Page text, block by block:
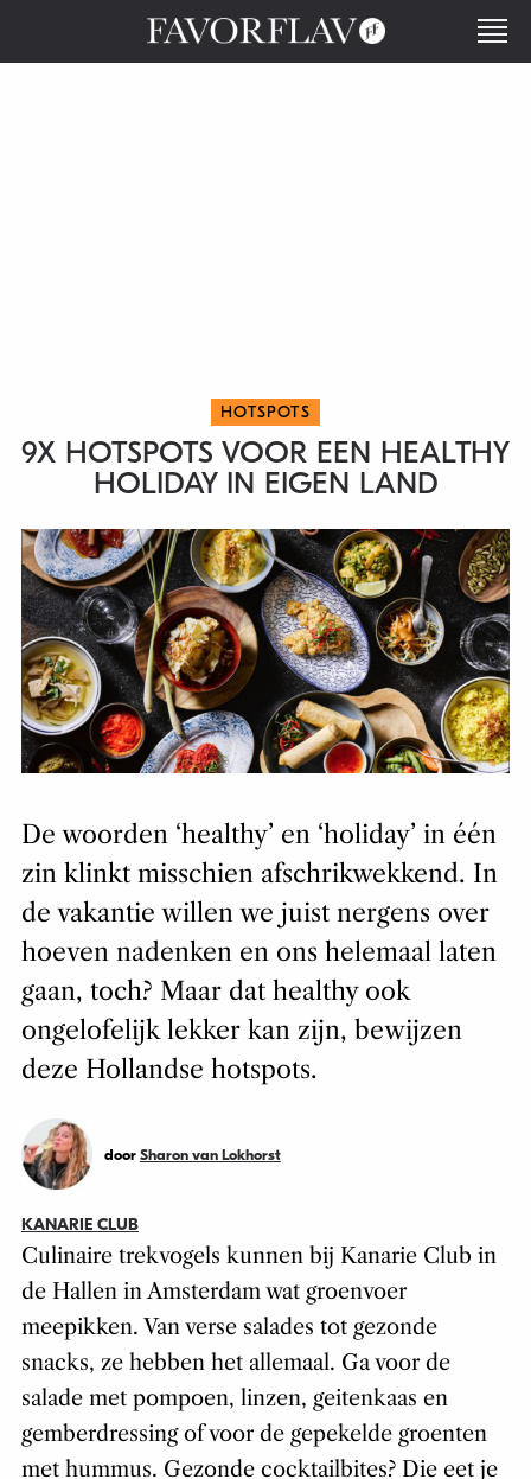
HOTSPOTS
9X HOTSPOTS VOOR EEN HEALTHY
HOLIDAY IN EIGEN LAND
De woorden ‘healthy’ en ‘holiday’ in één
zin klinkt misschien afschrikwekkend. In
de vakantie willen we juist nergens over
hoeven nadenken en ons helemaal laten
gaan, toch? Maar dat healthy ook
ongelofelijk lekker kan zijn, bewijzen
deze Hollandse hotspots.
door Sharon van Lokhorst
KANARIE CLUB
Culinaire trekvogels kunnen bij Kanarie Club in
de Hallen in Amsterdam wat groenvoer
meepikken. Van verse salades tot gezonde
snacks, ze hebben het allemaal. Ga voor de
salade met pompoen, linzen, geitenkaas en
gemberdressing of voor de gepekelde groenten
met hummus. Gezonde cocktailbites? Die eet je